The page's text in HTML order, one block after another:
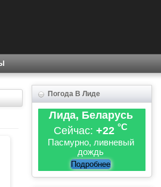
Погода В Лиде
Лида, Беларусь
Сейчас: +22 °C
Пасмурно, ливневый
дождь
Подробнее